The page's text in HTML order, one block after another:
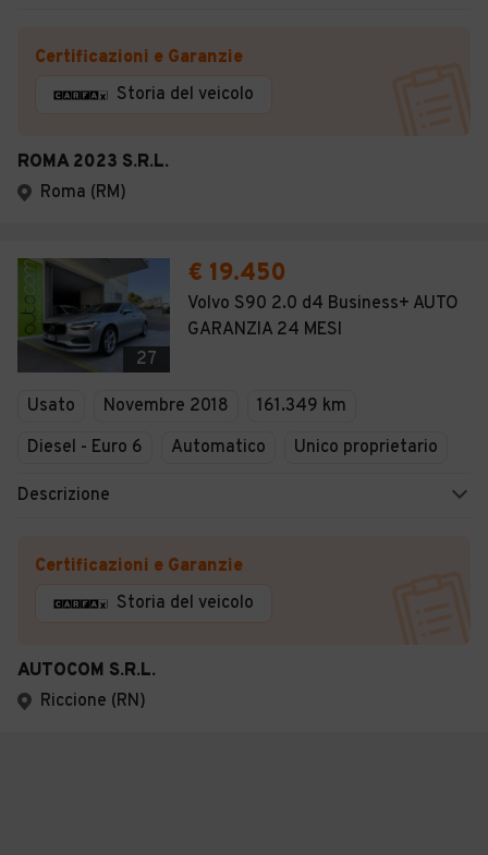
Certificazioni e Garanzie
Storia del veicolo
ROMA 2023 S.R.L.
Roma (RM)
27
€ 19.450
Volvo S90 2.0 d4 Business+ AUTO
GARANZIA 24 MESI
Usato Novembre 2018
161.349 km
Diesel - Euro 6
Automatico Unico proprietario
Descrizione
Certificazioni e Garanzie
Storia del veicolo
AUTOCOM S.R.L.
Riccione (RN)